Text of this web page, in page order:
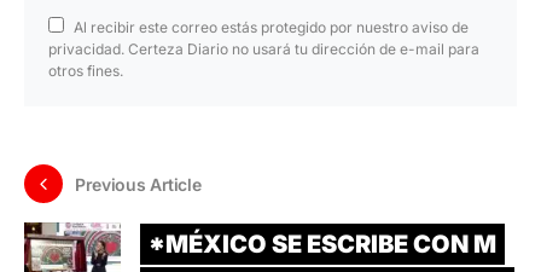
Al recibir este correo estás protegido por nuestro aviso de
privacidad. Certeza Diario no usará tu dirección de e-mail para
otros fines.
Previous Article
*MÉXICO SE ESCRIBE CON M